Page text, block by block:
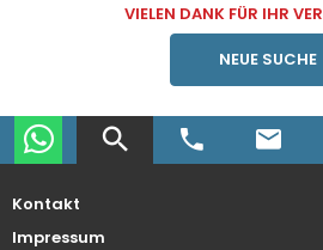
VIELEN DANK FÜR IHR
NEUE SUCHE
Kontakt
Impressum